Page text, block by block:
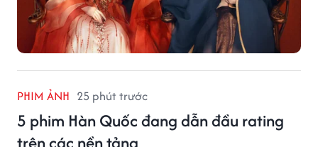
PHIM ẢNH 25 phút trước
5 phim Hàn Quốc đang dẫn đầu rating